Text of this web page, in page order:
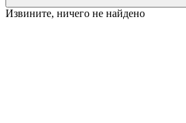
Извините, ничего не найдено